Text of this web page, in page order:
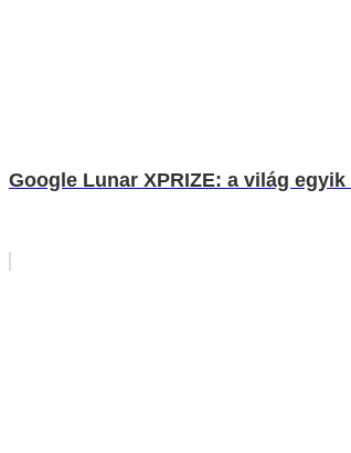
Google Lunar XPRIZE: a világ